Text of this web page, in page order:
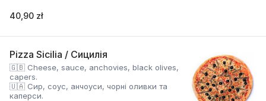
40,90 zł
Pizza Sicilia / Сицилія
🇬🇧 Cheese, sauce, anchovies, black olives,
capers.
🇺🇦 Сир, соус, анчоуси, чорні оливки та
каперси.